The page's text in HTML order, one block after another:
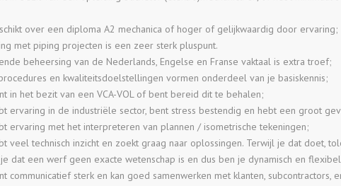
over een diploma A2 mechanica of hoger of gelijkwaardig door ervaring;
met piping projecten is een zeer sterk pluspunt.
beheersing van de Nederlands, Engelse en Franse vaktaal is extra troef;
en kwaliteitsdoelstellingen vormen onderdeel van je basiskennis;
in het bezit van een VCA-VOL of bent bereid dit te behalen;
ervaring in de industriële sector, bent stress bestendig en hebt een groot
ervaring met het interpreteren van plannen / isometrische tekeningen;
veel technisch inzicht en zoekt graag naar oplossingen. Terwijl je dat doet,
dat een werf geen exacte wetenschap is en dus ben je dynamisch en
communicatief sterk en kan goed samenwerken met klanten, subcontractors,